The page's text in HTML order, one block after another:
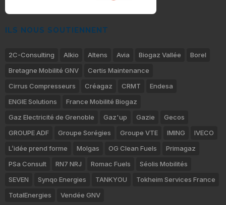
ILS NOUS SOUTIENNENT
2C-Consulting Alkio Altens Avia Biogaz Vallée
Borel
Bretagne Mobilité GNV
Certis Maintenance
Cirrus Compresseurs
Créagaz CRMT
Endesa
ENGIE Solutions
France Mobilité Biogaz
Gaz Electricité de Grenoble
Gaz'up Gazie
Gecos
GROUPE ADF
Groupe Sorégies Groupe VTE IMING
IVECO
L’idée prend forme
Molgas OG Clean Fuels
Primagaz
PSa Consult
RN7 NRJ Romac Fuels
Séolis Mobilités
SEVEN
Synqo Energies TANKYOU
Tokheim Services France
TotalEnergies
Vendée GNV